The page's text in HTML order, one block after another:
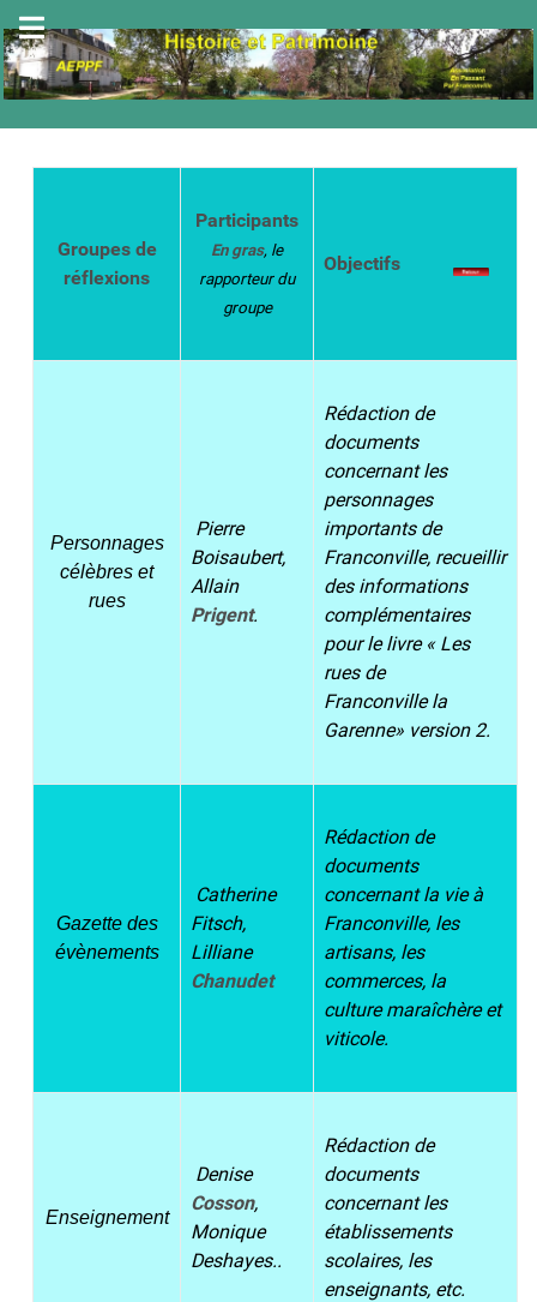
Groupes de
réflexions
Participants
En gras, le
rapporteur du
groupe
Objectifs
Personnages
célèbres et
rues
Pierre
Boisaubert,
Allain
Prigent.
Rédaction de
documents
concernant les
personnages
importants de
Franconville, recueillir
des informations
complémentaires
pour le livre « Les
rues de
Franconville la
Garenne» version 2.
Gazette des
évènements
Catherine
Fitsch,
Lilliane
Chanudet
Rédaction de
documents
concernant la vie à
Franconville, les
artisans, les
commerces, la
culture maraîchère et
viticole.
Enseignement
Denise
Cosson,
Monique
Deshayes..
Rédaction de
documents
concernant les
établissements
scolaires, les
enseignants, etc.